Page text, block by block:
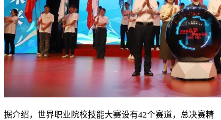
据介绍，世界职业院校技能大赛设有42个赛道，总决赛精